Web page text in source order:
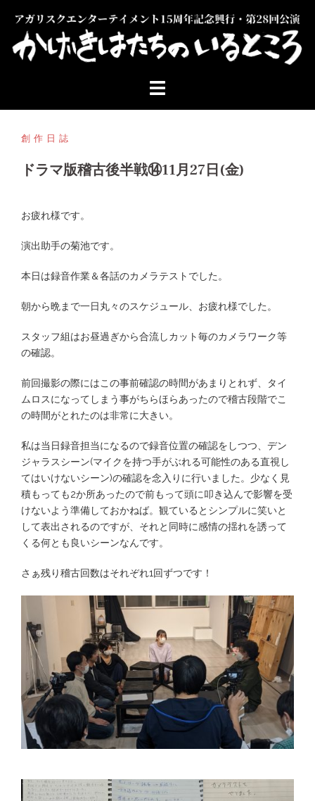
創作日誌
ドラマ版稽古後半戦⑭11月27日(金)
お疲れ様です。
演出助手の菊池です。
本日は録音作業＆各話のカメラテストでした。
朝から晩まで一日丸々のスケジュール、お疲れ様でした。
スタッフ組はお昼過ぎから合流しカット毎のカメラワーク等
の確認。
前回撮影の際にはこの事前確認の時間があまりとれず、タイ
ムロスになってしまう事がちらほらあったので稽古段階でこ
の時間がとれたのは非常に大きい。
私は当日録音担当になるので録音位置の確認をしつつ、デン
ジャラスシーン(マイクを持つ手がぶれる可能性のある直視し
てはいけないシーン)の確認を念入りに行いました。少なく見
積もっても2か所あったので前もって頭に叩き込んで影響を受
けないよう準備しておかねば。観ているとシンプルに笑いと
して表出されるのですが、それと同時に感情の揺れを誘って
くる何とも良いシーンなんです。
さぁ残り稽古回数はそれぞれ1回ずつです！